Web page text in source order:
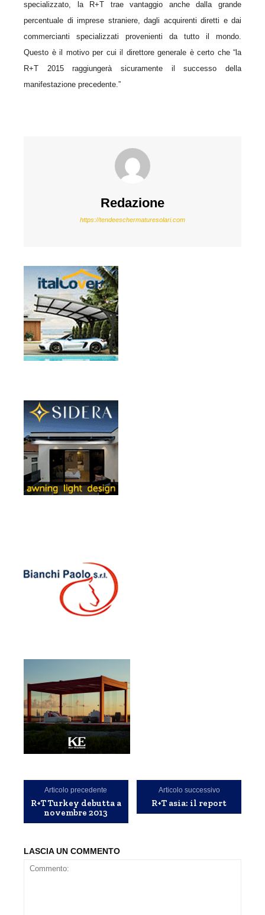
specializzato, la R+T trae vantaggio anche dalla grande
percentuale di imprese straniere, dagli acquirenti diretti e dai
commercianti specializzati provenienti da tutto il mondo.
Questo è il motivo per cui il direttore generale è certo che “la
R+T 2015 raggiungerà sicuramente il successo della
manifestazione precedente.”
Redazione
https://tendeeschermaturesolari.com
Articolo precedente
R+T Turkey debutta a
novembre 2013
Articolo successivo
R+T asia: il report
LASCIA UN COMMENTO